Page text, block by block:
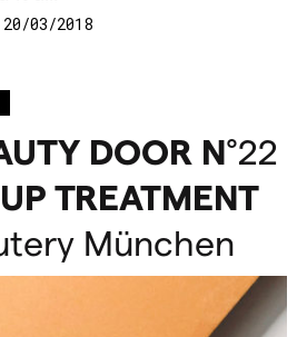
20/03/2018
DOOR N°22
UP TREATMENT
München